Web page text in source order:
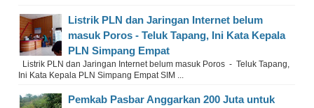
Listrik PLN dan Jaringan Internet belum
masuk Poros - Teluk Tapang, Ini Kata Kepala
PLN Simpang Empat
Listrik PLN dan Jaringan Internet belum masuk Poros - Teluk Tapang,
Ini Kata Kepala PLN Simpang Empat SIM ...
Pemkab Pasbar Anggarkan 200 Juta untuk